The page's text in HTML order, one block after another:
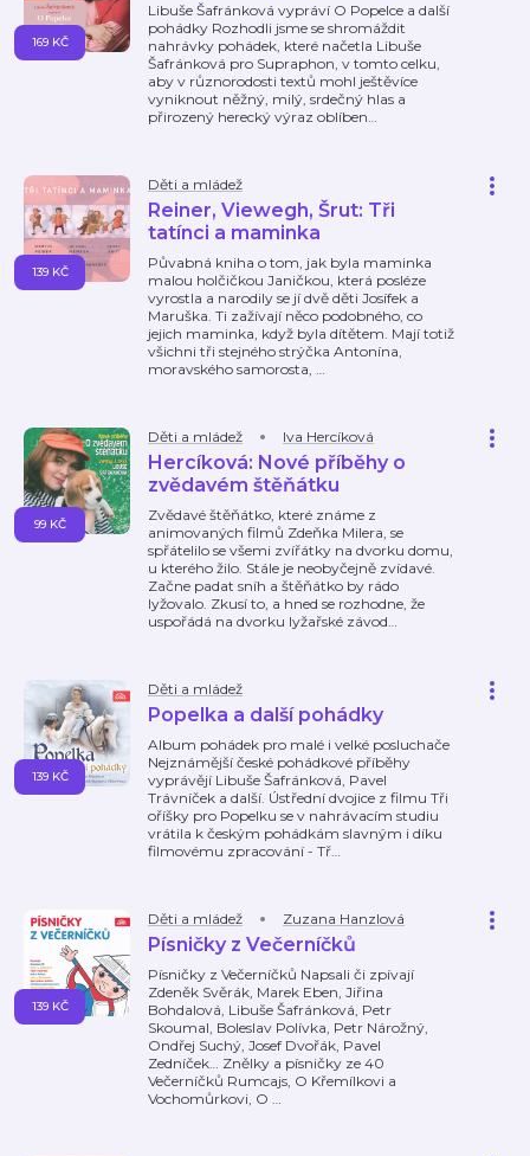
Libuše Šafránková vypráví O Popelce a další
pohádky Rozhodli jsme se shromáždit
nahrávky pohádek, které načetla Libuše
Šafránková pro Supraphon, v tomto celku,
aby v různorodosti textů mohl ještěvíce
vyniknout něžný, milý, srdečný hlas a
přirozený herecký výraz oblíben…
169 KČ
Děti a mládež
Reiner, Viewegh, Šrut: Tři
tatínci a maminka
Půvabná kniha o tom, jak byla maminka
malou holčičkou Janičkou, která posléze
vyrostla a narodily se jí dvě děti Josífek a
Maruška. Ti zažívají něco podobného, co
jejich maminka, když byla dítětem. Mají totiž
všichni tři stejného strýčka Antonína,
moravského samorosta, …
139 KČ
Děti a mládež Iva Hercíková
Hercíková: Nové příběhy o
zvědavém štěňátku
Zvědavé štěňátko, které známe z
animovaných filmů Zdeňka Milera, se
spřátelilo se všemi zvířátky na dvorku domu,
u kterého žilo. Stále je neobyčejně zvídavé.
Začne padat sníh a štěňátko by rádo
lyžovalo. Zkusí to, a hned se rozhodne, že
uspořádá na dvorku lyžařské závod…
99 KČ
Děti a mládež
Popelka a další pohádky
Album pohádek pro malé i velké posluchače
Nejznámější české pohádkové příběhy
vyprávějí Libuše Šafránková, Pavel
Trávníček a další. Ústřední dvojice z filmu Tři
oříšky pro Popelku se v nahrávacím studiu
vrátila k českým pohádkám slavným i díku
filmovému zpracování - Tř…
139 KČ
Děti a mládež Zuzana Hanzlová
Písničky z Večerníčků
Písničky z Večerníčků Napsali či zpívají
Zdeněk Svěrák, Marek Eben, Jiřina
Bohdalová, Libuše Šafránková, Petr
Skoumal, Boleslav Polívka, Petr Nárožný,
Ondřej Suchý, Josef Dvořák, Pavel
Zedníček… Znělky a písničky ze 40
Večerníčků Rumcajs, O Křemílkovi a
Vochomůrkovi, O …
139 KČ